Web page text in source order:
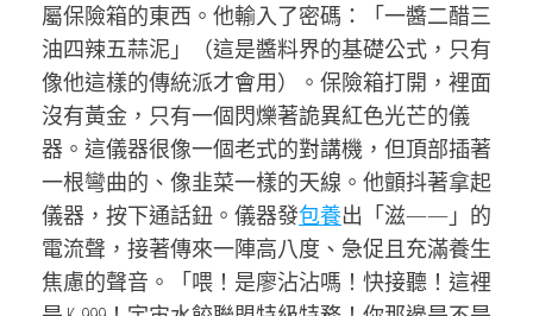
屬保險箱的東西。他輸入了密碼：「一醬二醋三
油四辣五蒜泥」（這是醬料界的基礎公式，只有
像他這樣的傳統派才會用）。保險箱打開，裡面
沒有黃金，只有一個閃爍著詭異紅色光芒的儀
器。這儀器很像一個老式的對講機，但頂部插著
一根彎曲的、像韭菜一樣的天線。他顫抖著拿起
儀器，按下通話鈕。儀器發包養出「滋——」的
電流聲，接著傳來一陣高八度、急促且充滿養生
焦慮的聲音。「喂！是廖沾沾嗎！快接聽！這裡